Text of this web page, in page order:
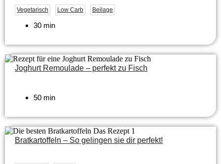
Vegetarisch Low Carb Beilage
30 min
Joghurt Remoulade – perfekt zu Fisch
50 min
Bratkartoffeln – So gelingen sie dir perfekt!